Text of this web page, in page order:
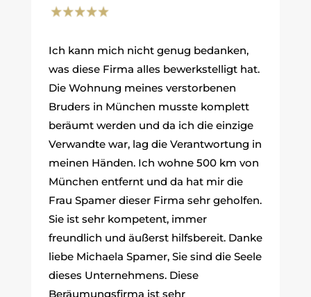
Ich kann mich nicht genug bedanken,
was diese Firma alles bewerkstelligt hat.
Die Wohnung meines verstorbenen
Bruders in München musste komplett
beräumt werden und da ich die einzige
Verwandte war, lag die Verantwortung in
meinen Händen. Ich wohne 500 km von
München entfernt und da hat mir die
Frau Spamer dieser Firma sehr geholfen.
Sie ist sehr kompetent, immer
freundlich und äußerst hilfsbereit. Danke
liebe Michaela Spamer, Sie sind die Seele
dieses Unternehmens. Diese
Beräumungsfirma ist sehr